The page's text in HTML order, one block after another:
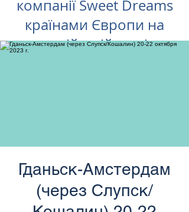
компанії Sweet Dreams
країнами Європи на
російській мові
Гданьск-Амстердам
(через Слупск/